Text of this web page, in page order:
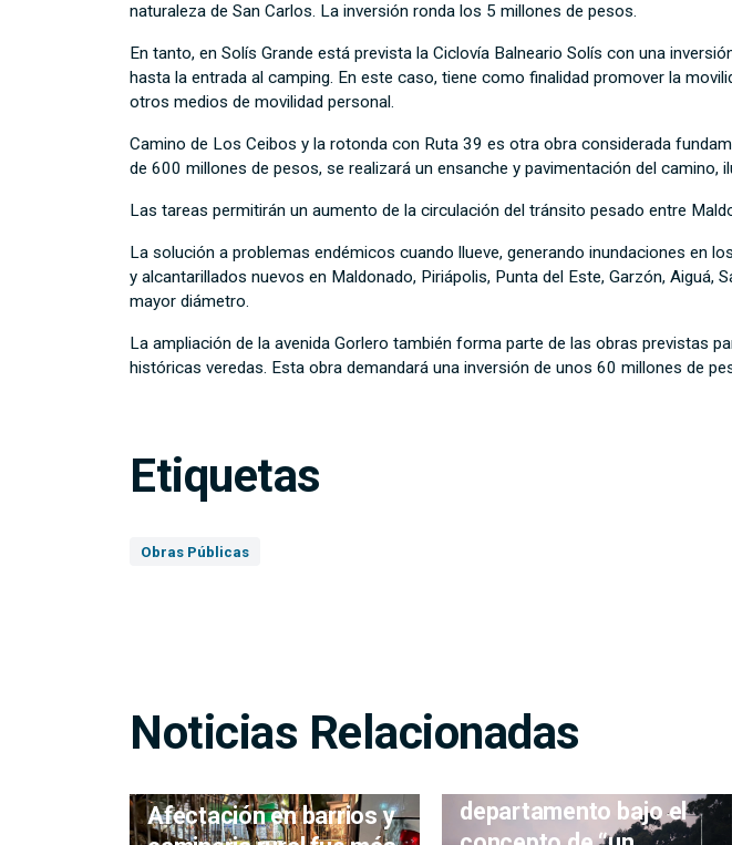
naturaleza de San Carlos. La inversión ronda los 5 millones de pesos.
En tanto, en Solís Grande está prevista la Ciclovía Balneario Solís con una
hasta la entrada al camping. En este caso, tiene como finalidad promover la
otros medios de movilidad personal.
Camino de Los Ceibos y la rotonda con Ruta 39 es otra obra considerada
de 600 millones de pesos, se realizará un ensanche y pavimentación del
Las tareas permitirán un aumento de la circulación del tránsito pesado entre
La solución a problemas endémicos cuando llueve, generando inundaciones en
y alcantarillados nuevos en Maldonado, Piriápolis, Punta del Este, Garzón,
mayor diámetro.
La ampliación de la avenida Gorlero también forma parte de las obras previstas
históricas veredas. Esta obra demandará una inversión de unos 60 millones de
Etiquetas
Obras Públicas
Noticias Relacionadas
Afectación en barrios y
Avanza la instalación
departamento bajo el